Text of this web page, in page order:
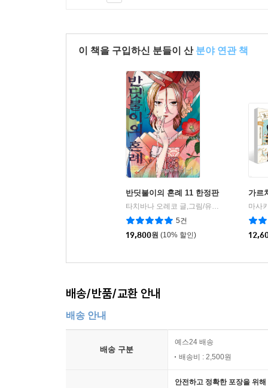
이 책을 구입하신 분들이 산 분야 연관 책
반딧불이의 혼례 11 한정판
타치바나 오레코 글,그림/유유리 역
서울미
5건
19,800원 (10% 할인)
가르
배송/반품/교환 안내
배송 안내
배송 구분
예스24 배송
배송비 : 2,500원
안전하고 정확한 포장을 위